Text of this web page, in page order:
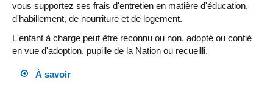
vous supportez ses frais d'entretien en matière d'éducation,
d'habillement, de nourriture et de logement.
L'enfant à charge peut être reconnu ou non, adopté ou confié
en vue d'adoption, pupille de la Nation ou recueilli.
À savoir